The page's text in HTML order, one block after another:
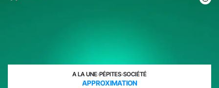
A LA UNE›PÉPITES›SOCIÉTÉ
APPROXIMATION